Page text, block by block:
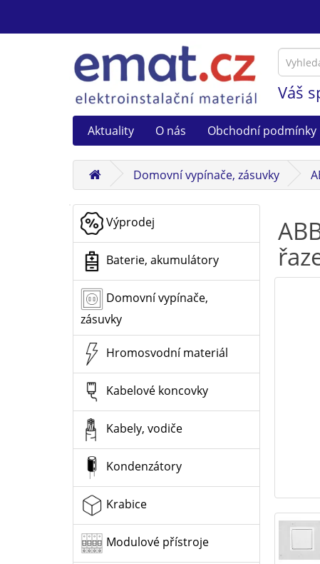
Váš
Aktuality O nás Obchodní podmínky
Domovní vypínače, zásuvky
Výprodej
Baterie, akumulátory
Domovní vypínače,
zásuvky
Hromosvodní materiál
Kabelové koncovky
Kabely, vodiče
Kondenzátory
Krabice
Modulové přístroje